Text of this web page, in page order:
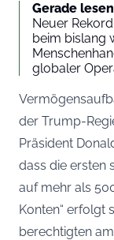
Gerade
Neuer
beim bislang
globaler
der Trump-
Präsident
dass die ersten
auf mehr als
Konten“ erfolgt
berechtigten